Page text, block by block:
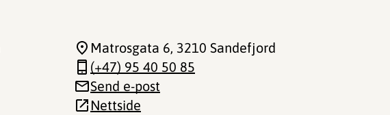
Matrosgata 6, 3210 Sandefjord
(+47) 95 40 50 85
Send e-post
Nettside